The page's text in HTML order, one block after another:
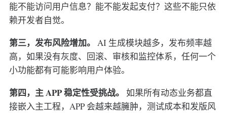
能不能访问用户信息？能不能发起支付？这些不能只依
赖开发者自觉。
第三，发布风险增加。
AI 生成模块越多，发布频率越
高，如果没有灰度、回滚、审核和监控体系，任何一个
小功能都有可能影响用户体验。
第四，主 APP 稳定性受挑战。
如果所有动态业务都直
接嵌入主工程，APP 会越来越臃肿，测试成本和发版风